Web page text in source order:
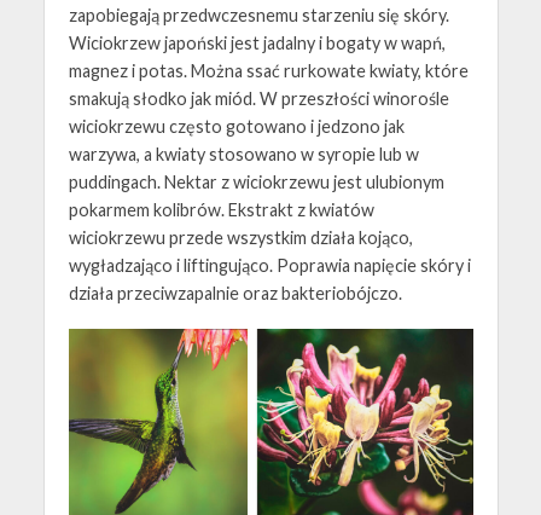
zapobiegają przedwczesnemu starzeniu się skóry.
Wiciokrzew japoński jest jadalny i bogaty w wapń,
magnez i potas. Można ssać rurkowate kwiaty, które
smakują słodko jak miód. W przeszłości winorośle
wiciokrzewu często gotowano i jedzono jak
warzywa, a kwiaty stosowano w syropie lub w
puddingach. Nektar z wiciokrzewu jest ulubionym
pokarmem kolibrów. Ekstrakt z kwiatów
wiciokrzewu przede wszystkim działa kojąco,
wygładzająco i liftingująco. Poprawia napięcie skóry i
działa przeciwzapalnie oraz bakteriobójczo.